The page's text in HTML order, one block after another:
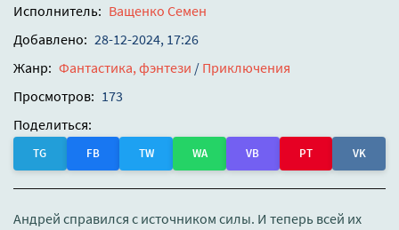
Исполнитель: Ващенко Семен
Добавлено: 28-12-2024, 17:26
Жанр: Фантастика, фэнтези / Приключения
Просмотров: 173
Поделиться:
TG FB TW WA VB PT VK
Андрей справился с источником силы. И теперь всей их